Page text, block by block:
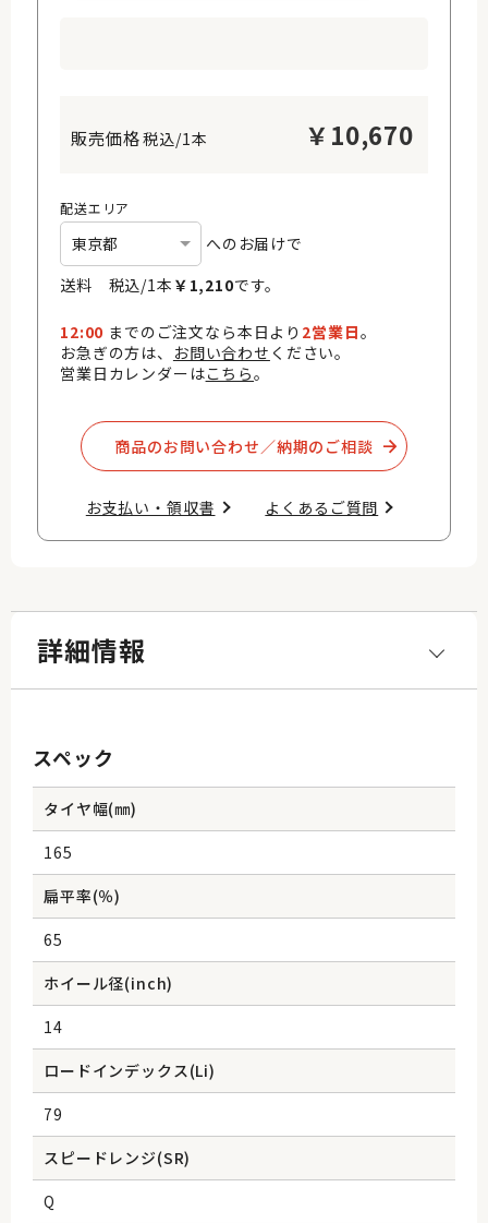
税込/1本 ￥ 10,670
配送エリア
へのお届けで
送料 税込/1本 ￥ 1,210です。
12:00 までのご注文なら本日より 2営業日。
お急ぎの方は、 お問い合わせ ください。
営業日カレンダーはこちら。
商品のお問い合わせ／納期のご相談​
お支払い・領収書​ よくあるご質問​
詳細情報
スペック
タイヤ幅(㎜)
165
扁平率(％)
65
ホイール径(inch)
14
ロードインデックス(Li)
79
スピードレンジ(SR)
Q